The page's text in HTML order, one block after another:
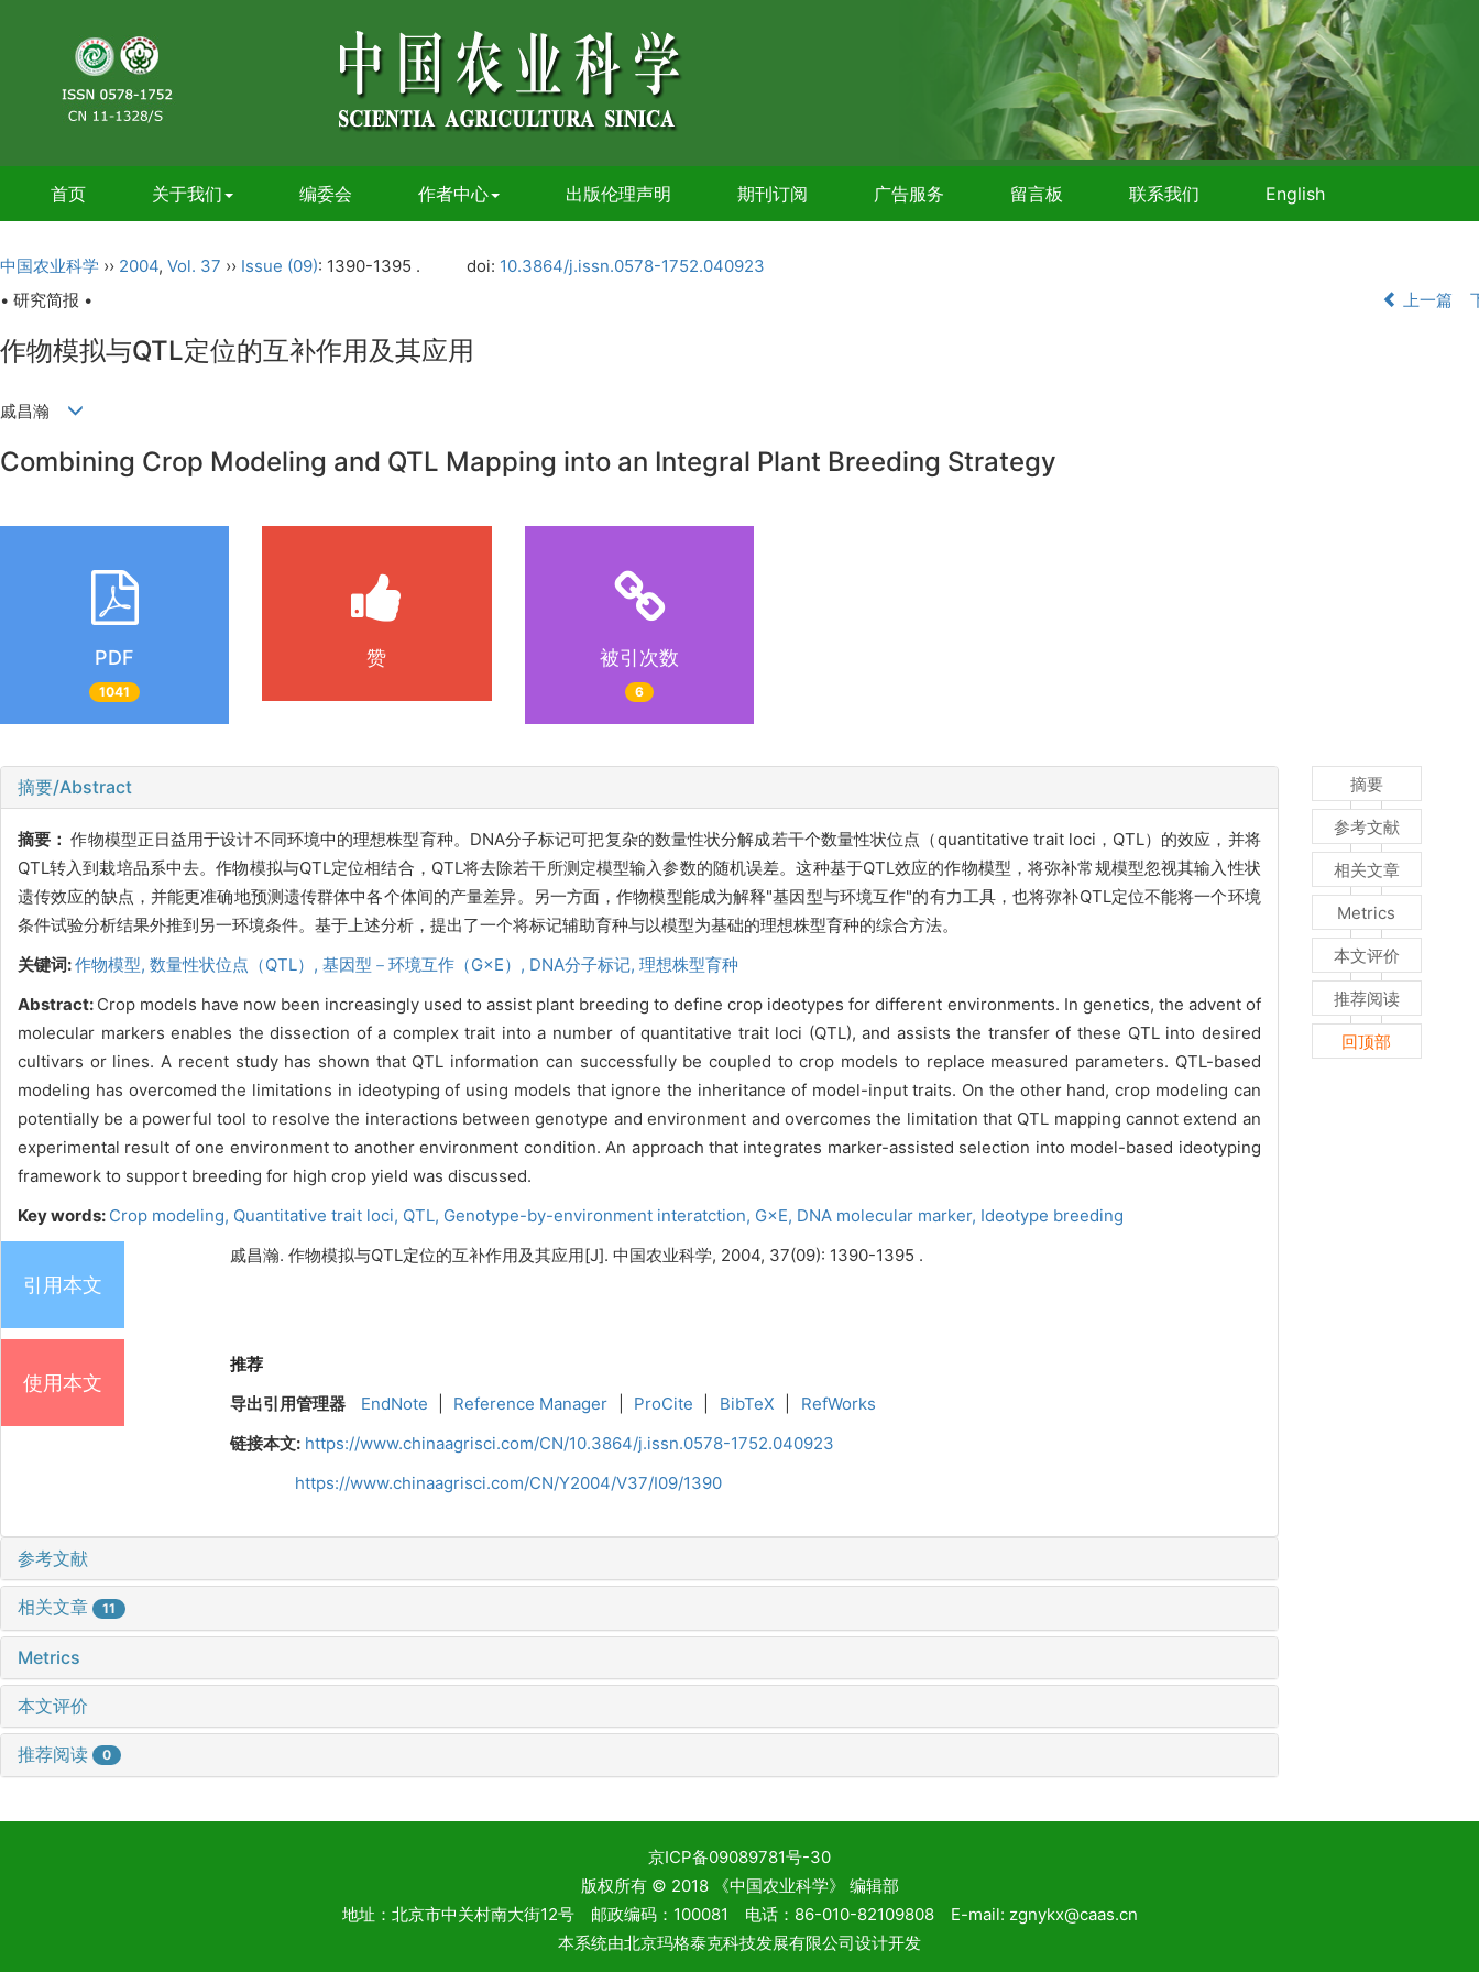
首页 关于我们 编委会 作者中心 出版伦理声明 期刊订阅 广告服务 留言板 联系我们 English
中国农业科学 ›› 2004, Vol. 37 ›› Issue (09): 1390-1395 . doi: 10.3864/j.issn.0578-1752.040923
• 研究简报 •
上一篇
作物模拟与QTL定位的互补作用及其应用
戚昌瀚
Combining Crop Modeling and QTL Mapping into an Integral Plant Breeding Strategy
PDF
1041
赞 被引次数
6
摘要/Abstract
摘要：作物模型正日益用于设计不同环境中的理想株型育种。DNA分子标记可把复杂的数量性状分解成若干个数量性状位点（quantitative trait loci，QTL）的效应，并将
QTL转入到栽培品系中去。作物模拟与QTL定位相结合，QTL将去除若干所测定模型输入参数的随机误差。这种基于QTL效应的作物模型，将弥补常规模型忽视其输入性状
遗传效应的缺点，并能更准确地预测遗传群体中各个体间的产量差异。另一方面，作物模型能成为解释"基因型与环境互作"的有力工具，也将弥补QTL定位不能将一个环境
条件试验分析结果外推到另一环境条件。基于上述分析，提出了一个将标记辅助育种与以模型为基础的理想株型育种的综合方法。
关键词:作物模型, 数量性状位点（QTL）, 基因型－环境互作（G×E）, DNA分子标记, 理想株型育种
Abstract: Crop models have now been increasingly used to assist plant breeding to define crop ideotypes for different environments. In genetics, the advent of
molecular markers enables the dissection of a complex trait into a number of quantitative trait loci (QTL), and assists the transfer of these QTL into desired
cultivars or lines. A recent study has shown that QTL information can successfully be coupled to crop models to replace measured parameters. QTL-based
modeling has overcomed the limitations in ideotyping of using models that ignore the inheritance of model-input traits. On the other hand, crop modeling can
potentially be a powerful tool to resolve the interactions between genotype and environment and overcomes the limitation that QTL mapping cannot extend an
experimental result of one environment to another environment condition. An approach that integrates marker-assisted selection into model-based ideotyping
framework to support breeding for high crop yield was discussed.
Key words: Crop modeling, Quantitative trait loci, QTL, Genotype-by-environment interatction, G×E, DNA molecular marker, Ideotype breeding
引用本文
戚昌瀚. 作物模拟与QTL定位的互补作用及其应用[J]. 中国农业科学, 2004, 37(09): 1390-1395 .
使用本文
推荐
导出引用管理器
EndNote Reference Manager ProCite BibTeX
RefWorks
链接本文: https://www.chinaagrisci.com/CN/10.3864/j.issn.0578-1752.040923
https://www.chinaagrisci.com/CN/Y2004/V37/I09/1390
参考文献
相关文章 11
Metrics
本文评价
推荐阅读 0
摘要
参考文献
相关文章
Metrics
本文评价
推荐阅读
回顶部
京ICP备09089781号-30
版权所有 © 2018 《中国农业科学》 编辑部
地址：北京市中关村南大街12号 邮政编码：100081 电话：86-010-82109808 E-mail: zgnykx@caas.cn
本系统由北京玛格泰克科技发展有限公司设计开发